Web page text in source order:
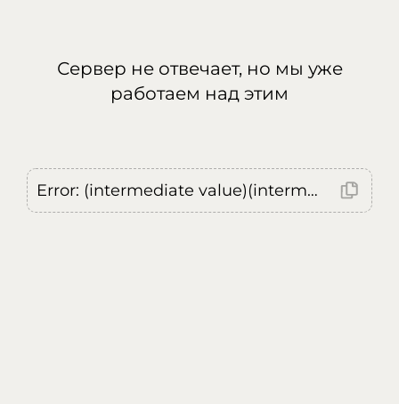
Сервер не отвечает, но мы уже
работаем над этим
Error: (intermediate value)(intermediate value)(intermediate value).replaceAll is not a function